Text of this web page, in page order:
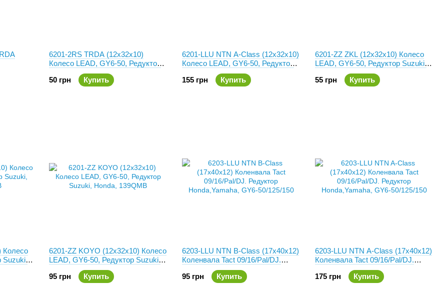
6201-2RS TRDA (12x32x10)
Колесо LEAD, GY6-50, Редуктор
Suzuki, Honda, 139QMB
50 грн
Купить
6201-LLU NTN A-Class (12x32x10)
Колесо LEAD, GY6-50, Редуктор
Suzuki, Honda, 139QMB
155 грн
Купить
6201-ZZ ZKL (12x32x10) Колесо
LEAD, GY6-50, Редуктор Suzuki,
Honda, 139QMB
55 грн
Купить
Колесо
Suzuki,
6201-ZZ KOYO (12x32x10) Колесо
LEAD, GY6-50, Редуктор Suzuki,
Honda, 139QMB
95 грн
Купить
6203-LLU NTN B-Class (17x40x12)
Коленвала Tact 09/16/Pal/DJ.
Редуктор Honda,Yamaha, GY6-
50/125/150
95 грн Купить
6203-LLU NTN A-Class (17x40x12)
Коленвала Tact 09/16/Pal/DJ.
Редуктор Honda,Yamaha, GY6-
50/125/150
175 грн Купить